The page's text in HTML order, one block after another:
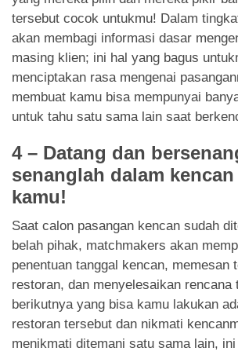
tersebut cocok untukmu! Dalam
akan membagi informasi dasar
masing klien; ini hal yang bagus
menciptakan rasa mengenai
membuat kamu bisa mempunyai
untuk tahu satu sama lain saat
4 – Datang dan
senanglah dalam
kamu!
Saat calon pasangan kencan sudah
belah pihak, matchmakers akan
penentuan tanggal kencan, memesan
restoran, dan menyelesaikan rencana
berikutnya yang bisa kamu lakukan
restoran tersebut dan nikmati
menikmati ditemani satu sama lain,